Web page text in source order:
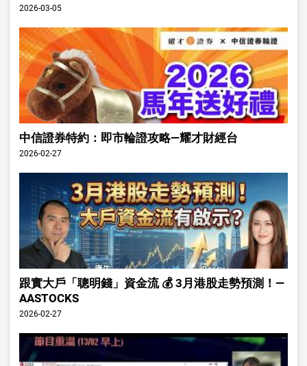
2026-03-05
中信證券特約：即市輪證攻略—耀才財經台
2026-02-27
跟實大戶「聰明錢」資金流 💰 3月港股走勢預測！—
AASTOCKS
2026-02-27